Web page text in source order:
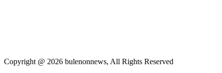
Copyright @ 2026 bulenonnews, All Rights Reserved